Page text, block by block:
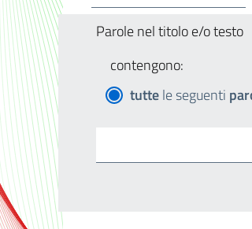
Parole nel titolo e/o testo
contengono:
tuttele seguenti